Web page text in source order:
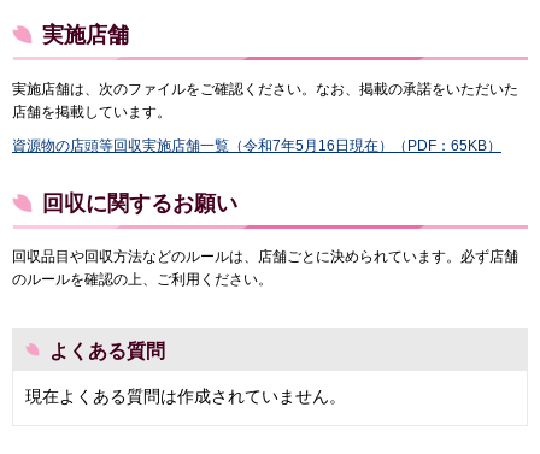
実施店舗
実施店舗は、次のファイルをご確認ください。なお、掲載の承諾をいただいた
店舗を掲載しています。
資源物の店頭等回収実施店舗一覧（令和7年5月16日現在）（PDF：65KB）
回収に関するお願い
回収品目や回収方法などのルールは、店舗ごとに決められています。必ず店舗
のルールを確認の上、ご利用ください。
よくある質問
現在よくある質問は作成されていません。